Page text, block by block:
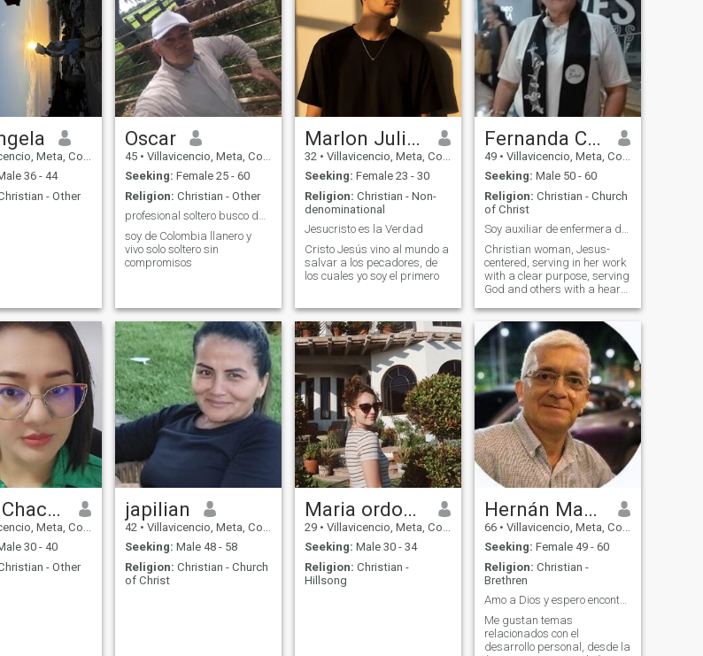
Meta, Colombia
36 - 44
- Other
Oscar
45 • Villavicencio, Meta, Colombia
Seeking: Female 25 - 60
Religion: Christian - Other
profesional soltero busco dama madura sin ataduras
soy de Colombia llanero y
vivo solo soltero sin
compromisos
Marlon Julián
32 • Villavicencio, Meta, Colombia
Seeking: Female 23 - 30
Religion: Christian - Non-
denominational
Jesucristo es la Verdad
Cristo Jesús vino al mundo a
salvar a los pecadores, de
los cuales yo soy el primero
Fernanda Cruz
49 • Villavicencio, Meta, Colombia
Seeking: Male 50 - 60
Religion: Christian - Church
of Christ
Soy auxiliar de enfermera domicilio.
Christian woman, Jesus-
centered, serving in her work
with a clear purpose, serving
God and others with a heart
God's purpose.
Samy Chacón
Meta, Colombia
30 - 40
- Other
japilian
42 • Villavicencio, Meta, Colombia
Seeking: Male 48 - 58
Religion: Christian - Church
of Christ
Maria ordoñez
29 • Villavicencio, Meta, Colombia
Seeking: Male 30 - 34
Religion: Christian -
Hillsong
Hernán Mauricio Acosta
66 • Villavicencio, Meta, Colombia
Seeking: Female 49 - 60
Religion: Christian -
Brethren
Amo a Dios y espero encontrar a alguien que lo ame
Me gustan temas
relacionados con el
desarrollo personal, desde la